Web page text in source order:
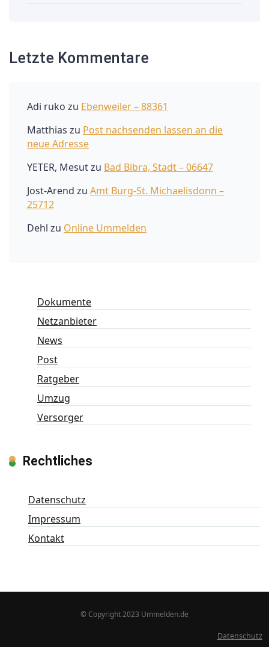
Letzte Kommentare
Adi ruko zu Ebenweiler – 88361
Matthias zu Post nachsenden lassen an die
neue Adresse
YETER, Mesutzu Bad Bibra, Stadt – 06647
Jost-Arend zu Amt Burg-St. Michaelisdonn –
25712
Dehl zu Online Ummelden
Dokumente
Netzanbieter
News
Post
Ratgeber
Umzug
Versorger
Rechtliches
Datenschutz
Impressum
Kontakt
© Copyright 2023 Ummelden.de
Datenschutz